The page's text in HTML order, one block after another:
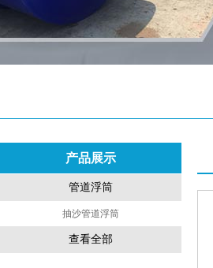
产品展示
管道浮筒
抽沙管道浮筒
查看全部